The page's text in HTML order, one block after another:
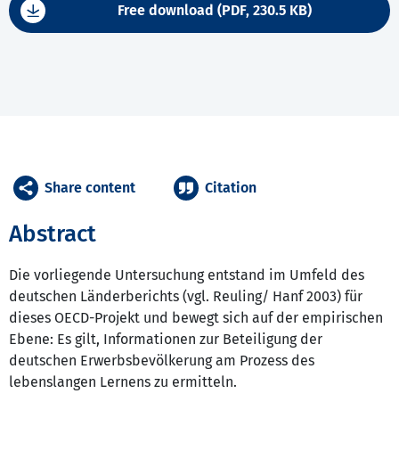
Free download (PDF, 230.5 KB)
Abstract
Die vorliegende Untersuchung entstand im Umfeld des
deutschen Länderberichts (vgl. Reuling/ Hanf 2003) für
dieses OECD-Projekt und bewegt sich auf der empirischen
Ebene: Es gilt, Informationen zur Beteiligung der
deutschen Erwerbsbevölkerung am Prozess des
lebenslangen Lernens zu ermitteln.
Share content Citation